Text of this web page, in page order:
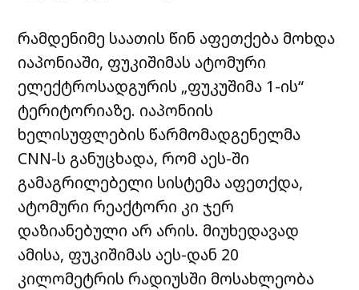
რამდენიმე საათის წინ აფეთქება მოხდა
იაპონიაში, ფუკიშიმას ატომური
ელექტროსადგურის „ფუკუშიმა 1-ის“
ტერიტორიაზე. იაპონიის
ხელისუფლების წარმომადგენელმა
CNN-ს განუცხადა, რომ აეს-ში
გამაგრილებელი სისტემა აფეთქდა,
ატომური რეაქტორი კი ჯერ
დაზიანებული არ არის. მიუხედავად
ამისა, ფუკიშიმას აეს-დან 20
კილომეტრის რადიუსში მოსახლეობა